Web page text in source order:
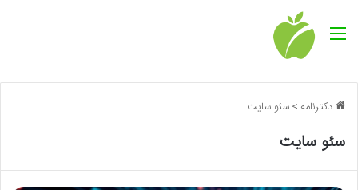
منو
دکترنامه >سئو سایت
سئو سایت